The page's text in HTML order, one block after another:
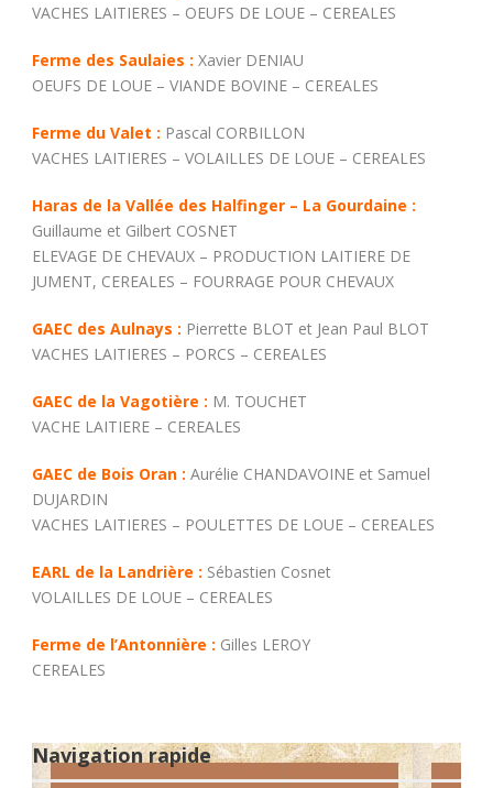
VACHES LAITIERES – OEUFS DE LOUE – CEREALES
Ferme des Saulaies : Xavier DENIAU
OEUFS DE LOUE – VIANDE BOVINE – CEREALES
Ferme du Valet : Pascal CORBILLON
VACHES LAITIERES – VOLAILLES DE LOUE – CEREALES
Haras de la Vallée des Halfinger – La Gourdaine :
Guillaume et Gilbert COSNET
ELEVAGE DE CHEVAUX – PRODUCTION LAITIERE DE
JUMENT, CEREALES – FOURRAGE POUR CHEVAUX
GAEC des Aulnays : Pierrette BLOT et Jean Paul BLOT
VACHES LAITIERES – PORCS – CEREALES
GAEC de la Vagotière : M. TOUCHET
VACHE LAITIERE – CEREALES
GAEC de Bois Oran : Aurélie CHANDAVOINE et Samuel
DUJARDIN
VACHES LAITIERES – POULETTES DE LOUE – CEREALES
EARL de la Landrière : Sébastien Cosnet
VOLAILLES DE LOUE – CEREALES
Ferme de l’Antonnière : Gilles LEROY
CEREALES
Navigation rapide